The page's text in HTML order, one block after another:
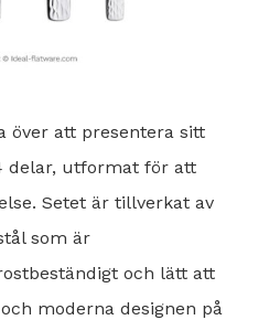
över att presentera sitt
delar, utformat för att
Setet är tillverkat av
som är
och lätt att
moderna designen på